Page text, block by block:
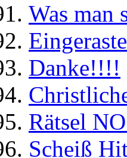
Was man
Danke!!!!
Rätsel
Scheiß